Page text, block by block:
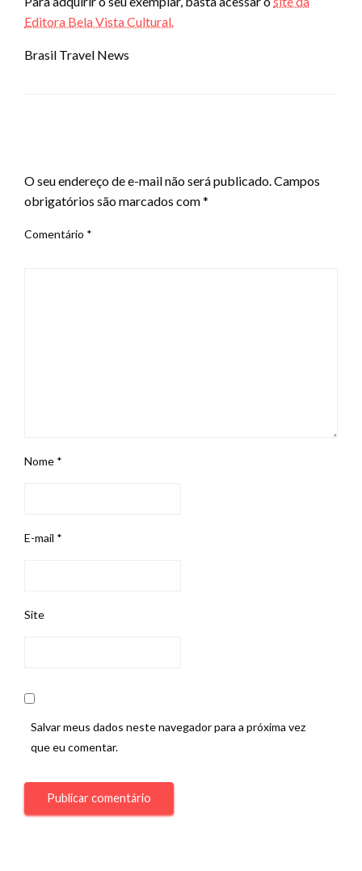
Editora Bela Vista Cultural.
Brasil Travel News
O seu endereço de e-mail não será publicado. Campos
obrigatórios são marcados com*
Comentário *
Nome *
E-mail *
Site
Salvar meus dados neste navegador para a próxima vez
que eu comentar.